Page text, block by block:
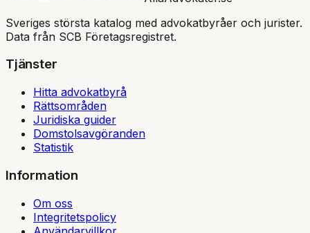
Sveriges största katalog med advokatbyråer och jurister.
Data från SCB Företagsregistret.
Tjänster
Hitta advokatbyrå
Rättsområden
Juridiska guider
Domstolsavgöranden
Statistik
Information
Om oss
Integritetspolicy